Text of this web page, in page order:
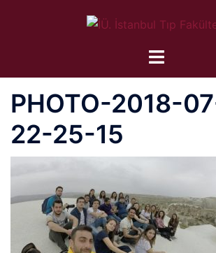
PHOTO-2018-
22-25-15